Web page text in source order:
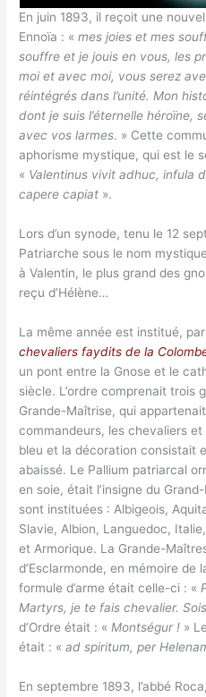
En juin 1893, il reçoit une
Ennoïa : «mes joies et mes
souffre et je jouis en vous, les
moi et avec moi, vous serez
réintégrés dans l’unité. Mon
dont je suis l’éternelle héroïne,
avec vos larmes. » Cette
aphorisme mystique, qui est le
« Valentinus vivit adhuc, infula
capere capiat ».
Lors d’un synode, tenu le 12
Patriarche sous le nom
à Valentin, le plus grand des
reçu d’Hélène…
La même année est institué,
chevaliers faydits de la
un pont entre la Gnose et le
siècle. L’ordre comprenait trois
Grande-Maîtrise, qui
commandeurs, les chevaliers
bleu et la décoration consistait
abaissé. Le Pallium patriarcal
en soie, était l’insigne du
sont instituées : Albigeois,
Slavie, Albion, Languedoc,
et Armorique. La Grande-
d’Esclarmonde, en mémoire de
formule d’arme était celle-ci : «
Martyrs, je te fais chevalier.
d’Ordre était : « Montségur ! »
était : «ad spiritum, per
En septembre 1893, l’abbé